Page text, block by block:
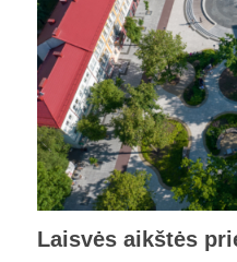
Laisvės aikštės